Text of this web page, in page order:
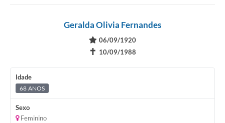
Geralda Olivia Fernandes
06/09/1920
✝ 10/09/1988
Idade
68 ANOS
Sexo
Feminino